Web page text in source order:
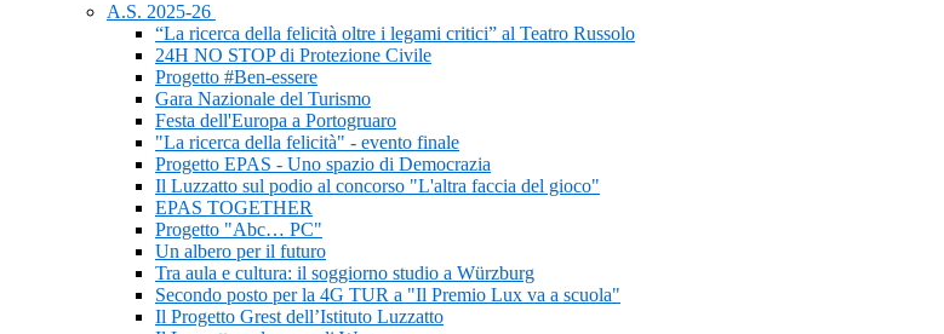
A.S. 2025-26
“La ricerca della felicità oltre i legami critici” al Teatro Russolo
24H NO STOP di Protezione Civile
Progetto #Ben-essere
Gara Nazionale del Turismo
Festa dell'Europa a Portogruaro
"La ricerca della felicità" - evento finale
Progetto EPAS - Uno spazio di Democrazia
Il Luzzatto sul podio al concorso "L'altra faccia del gioco"
EPAS TOGETHER
Progetto "Abc… PC"
Un albero per il futuro
Tra aula e cultura: il soggiorno studio a Würzburg
Secondo posto per la 4G TUR a "Il Premio Lux va a scuola"
Il Progetto Grest dell’Istituto Luzzatto